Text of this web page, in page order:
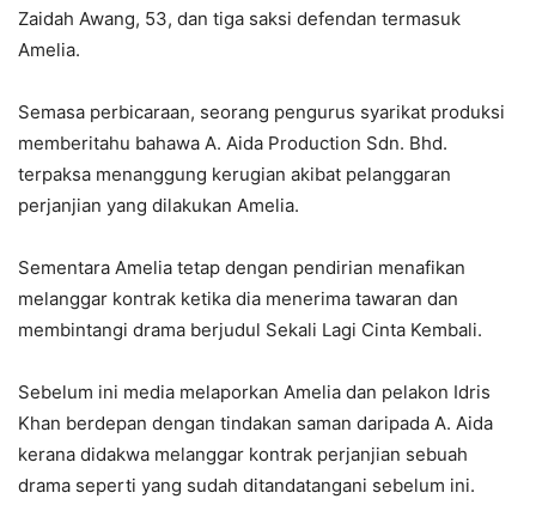
Zaidah Awang, 53, dan tiga saksi defendan termasuk
Amelia.
Semasa perbicaraan, seorang pengurus syarikat produksi
memberitahu bahawa A. Aida Production Sdn. Bhd.
terpaksa menanggung kerugian akibat pelanggaran
perjanjian yang dilakukan Amelia.
Sementara Amelia tetap dengan pendirian menafikan
melanggar kontrak ketika dia menerima tawaran dan
membintangi drama berjudul Sekali Lagi Cinta Kembali.
Sebelum ini media melaporkan Amelia dan pelakon Idris
Khan berdepan dengan tindakan saman daripada A. Aida
kerana didakwa melanggar kontrak perjanjian sebuah
drama seperti yang sudah ditandatangani sebelum ini.